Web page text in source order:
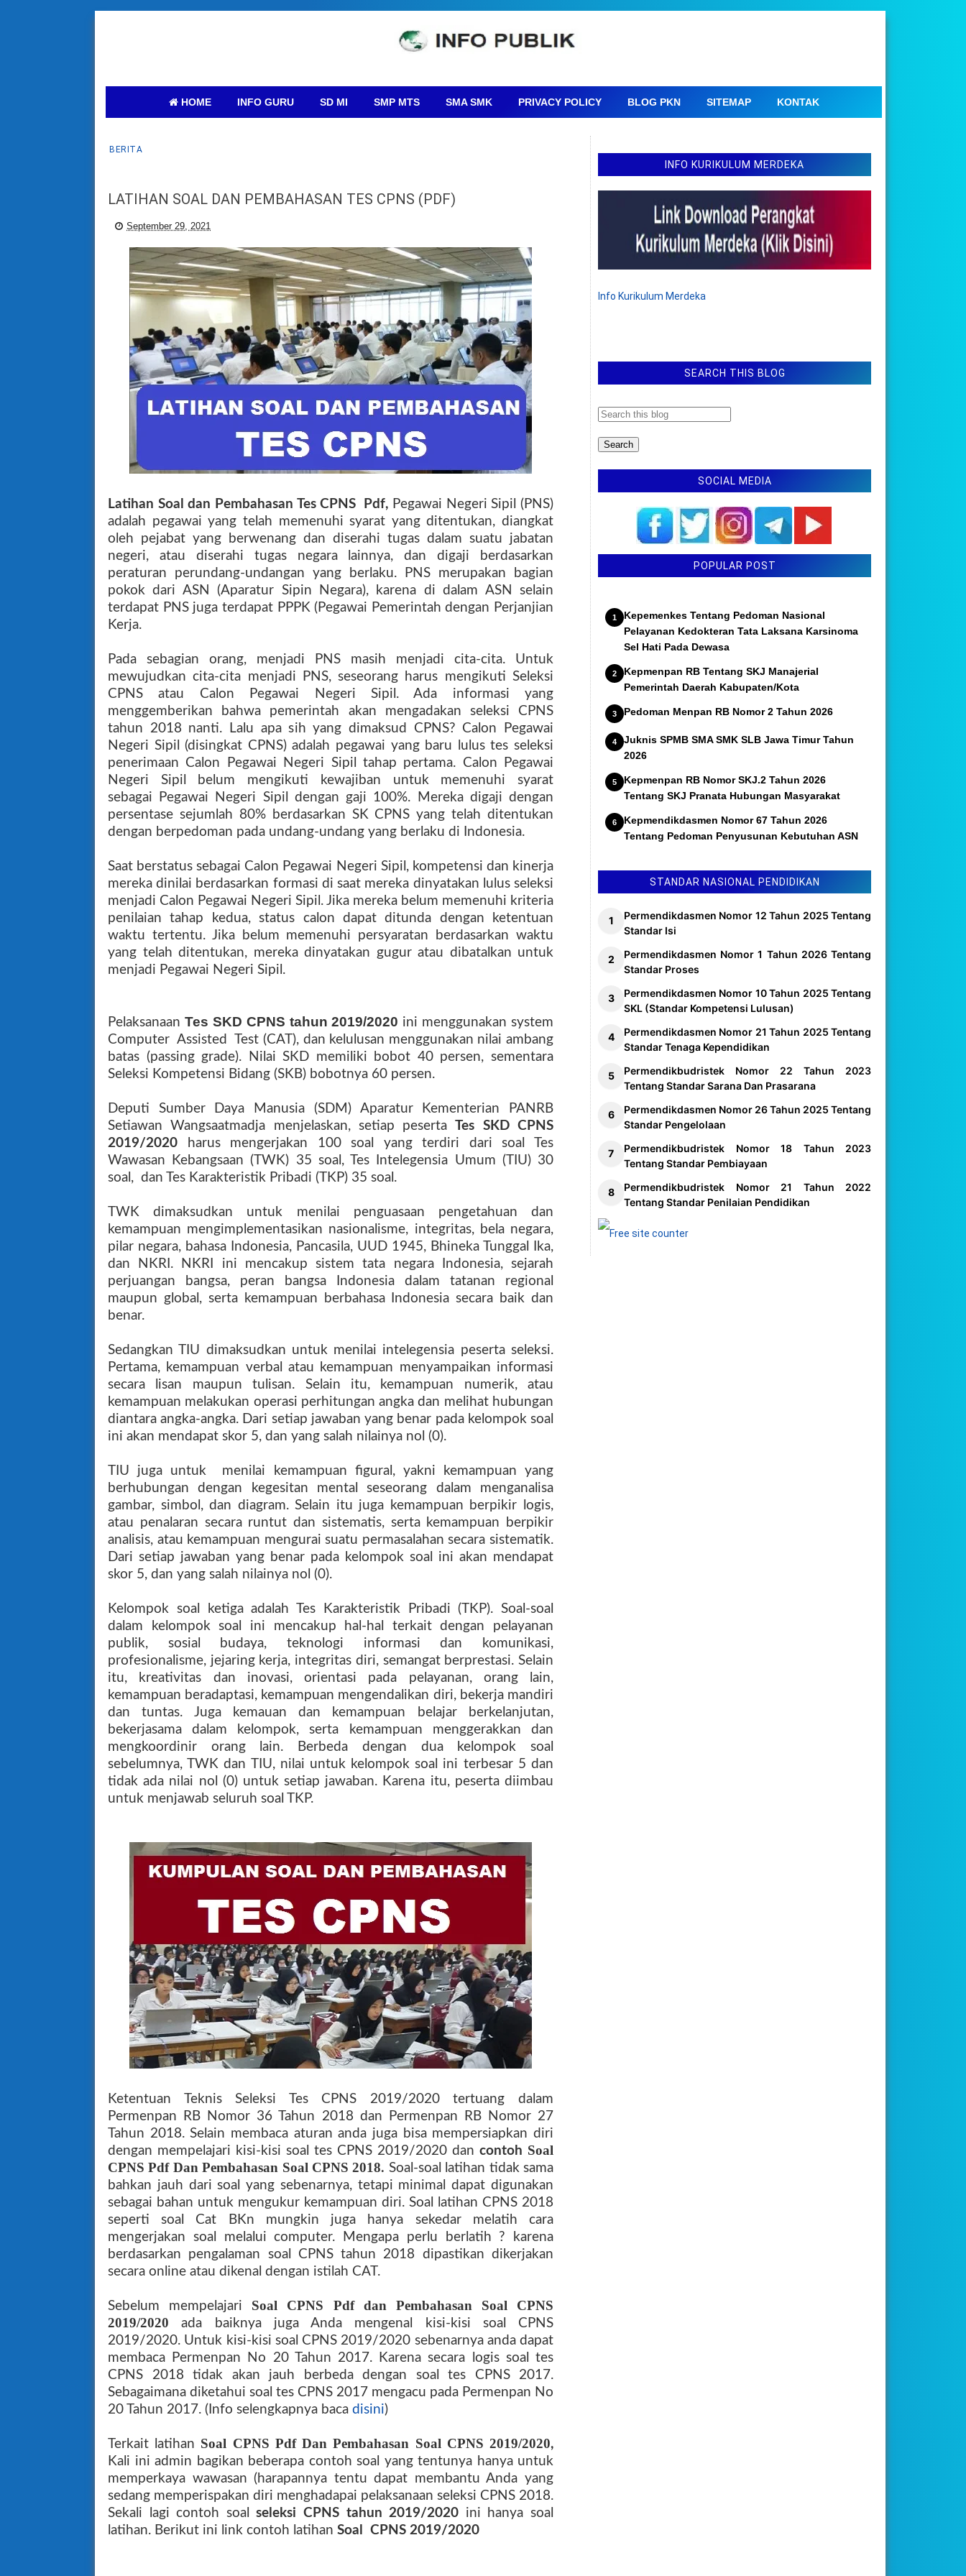
HOME INFO GURU SD MI SMP MTS SMA SMK PRIVACY POLICY BLOG PKN SITEMAP KONTAK
BERITA
LATIHAN SOAL DAN PEMBAHASAN TES CPNS (PDF)
September 29, 2021
Latihan Soal dan Pembahasan Tes CPNS Pdf, Pegawai Negeri Sipil (PNS)
adalah pegawai yang telah memenuhi syarat yang ditentukan, diangkat
oleh pejabat yang berwenang dan diserahi tugas dalam suatu jabatan
negeri, atau diserahi tugas negara lainnya, dan digaji berdasarkan
peraturan perundang-undangan yang berlaku. PNS merupakan bagian
pokok dari ASN (Aparatur Sipin Negara), karena di dalam ASN selain
terdapat PNS juga terdapat PPPK (Pegawai Pemerintah dengan Perjanjian
Kerja.
Pada sebagian orang, menjadi PNS masih menjadi cita-cita. Untuk
mewujudkan cita-cita menjadi PNS, seseorang harus mengikuti Seleksi
CPNS atau Calon Pegawai Negeri Sipil. Ada informasi yang
menggemberikan bahwa pemerintah akan mengadakan seleksi CPNS
tahun 2018 nanti. Lalu apa sih yang dimaksud CPNS? Calon Pegawai
Negeri Sipil (disingkat CPNS) adalah pegawai yang baru lulus tes seleksi
penerimaan Calon Pegawai Negeri Sipil tahap pertama. Calon Pegawai
Negeri Sipil belum mengikuti kewajiban untuk memenuhi syarat
sebagai Pegawai Negeri Sipil dengan gaji 100%. Mereka digaji dengan
persentase sejumlah 80% berdasarkan SK CPNS yang telah ditentukan
dengan berpedoman pada undang-undang yang berlaku di Indonesia.
Saat berstatus sebagai Calon Pegawai Negeri Sipil, kompetensi dan kinerja
mereka dinilai berdasarkan formasi di saat mereka dinyatakan lulus seleksi
menjadi Calon Pegawai Negeri Sipil. Jika mereka belum memenuhi kriteria
penilaian tahap kedua, status calon dapat ditunda dengan ketentuan
waktu tertentu. Jika belum memenuhi persyaratan berdasarkan waktu
yang telah ditentukan, mereka dinyatakan gugur atau dibatalkan untuk
menjadi Pegawai Negeri Sipil.
Pelaksanaan Tes SKD CPNS tahun 2019/2020 ini menggunakan system
Computer Assisted Test (CAT), dan kelulusan menggunakan nilai ambang
batas (passing grade). Nilai SKD memiliki bobot 40 persen, sementara
Seleksi Kompetensi Bidang (SKB) bobotnya 60 persen.
Deputi Sumber Daya Manusia (SDM) Aparatur Kementerian PANRB
Setiawan Wangsaatmadja menjelaskan, setiap pesertaTes SKD CPNS
2019/2020 harus mengerjakan 100 soal yang terdiri dari soal Tes
Wawasan Kebangsaan (TWK) 35 soal, Tes Intelegensia Umum (TIU) 30
soal, dan Tes Karakteristik Pribadi (TKP) 35 soal.
TWK dimaksudkan untuk menilai penguasaan pengetahuan dan
kemampuan mengimplementasikan nasionalisme, integritas, bela negara,
pilar negara, bahasa Indonesia, Pancasila, UUD 1945, Bhineka Tunggal Ika,
dan NKRI. NKRI ini mencakup sistem tata negara Indonesia, sejarah
perjuangan bangsa, peran bangsa Indonesia dalam tatanan regional
maupun global, serta kemampuan berbahasa Indonesia secara baik dan
benar.
Sedangkan TIU dimaksudkan untuk menilai intelegensia peserta seleksi.
Pertama, kemampuan verbal atau kemampuan menyampaikan informasi
secara lisan maupun tulisan. Selain itu, kemampuan numerik, atau
kemampuan melakukan operasi perhitungan angka dan melihat hubungan
diantara angka-angka. Dari setiap jawaban yang benar pada kelompok soal
ini akan mendapat skor 5, dan yang salah nilainya nol (0).
TIU juga untuk menilai kemampuan figural, yakni kemampuan yang
berhubungan dengan kegesitan mental seseorang dalam menganalisa
gambar, simbol, dan diagram. Selain itu juga kemampuan berpikir logis,
atau penalaran secara runtut dan sistematis, serta kemampuan berpikir
analisis, atau kemampuan mengurai suatu permasalahan secara sistematik.
Dari setiap jawaban yang benar pada kelompok soal ini akan mendapat
skor 5, dan yang salah nilainya nol (0).
Kelompok soal ketiga adalah Tes Karakteristik Pribadi (TKP). Soal-soal
dalam kelompok soal ini mencakup hal-hal terkait dengan pelayanan
publik, sosial budaya, teknologi informasi dan komunikasi,
profesionalisme, jejaring kerja, integritas diri, semangat berprestasi. Selain
itu, kreativitas dan inovasi, orientasi pada pelayanan, orang lain,
kemampuan beradaptasi, kemampuan mengendalikan diri, bekerja mandiri
dan tuntas. Juga kemauan dan kemampuan belajar berkelanjutan,
bekerjasama dalam kelompok, serta kemampuan menggerakkan dan
mengkoordinir orang lain. Berbeda dengan dua kelompok soal
sebelumnya, TWK dan TIU, nilai untuk kelompok soal ini terbesar 5 dan
tidak ada nilai nol (0) untuk setiap jawaban. Karena itu, peserta diimbau
untuk menjawab seluruh soal TKP.
Ketentuan Teknis Seleksi Tes CPNS 2019/2020 tertuang dalam
Permenpan RB Nomor 36 Tahun 2018 dan Permenpan RB Nomor 27
Tahun 2018. Selain membaca aturan anda juga bisa mempersiapkan diri
dengan mempelajari kisi-kisi soal tes CPNS 2019/2020 dan contoh Soal
CPNS Pdf Dan Pembahasan Soal CPNS 2018. Soal-soal latihan tidak sama
bahkan jauh dari soal yang sebenarnya, tetapi minimal dapat digunakan
sebagai bahan untuk mengukur kemampuan diri. Soal latihan CPNS 2018
seperti soal Cat BKn mungkin juga hanya sekedar melatih cara
mengerjakan soal melalui computer. Mengapa perlu berlatih ? karena
berdasarkan pengalaman soal CPNS tahun 2018 dipastikan dikerjakan
secara online atau dikenal dengan istilah CAT.
Sebelum mempelajari Soal CPNS Pdf dan Pembahasan Soal CPNS
2019/2020
ada baiknya juga Anda mengenal kisi-kisi soal CPNS
2019/2020. Untuk kisi-kisi soal CPNS 2019/2020 sebenarnya anda dapat
membaca Permenpan No 20 Tahun 2017. Karena secara logis soal tes
CPNS 2018 tidak akan jauh berbeda dengan soal tes CPNS 2017.
Sebagaimana diketahui soal tes CPNS 2017 mengacu pada Permenpan No
20 Tahun 2017. (Info selengkapnya baca disini)
Terkait latihan Soal CPNS Pdf Dan Pembahasan Soal CPNS 2019/2020,
Kali ini admin bagikan beberapa contoh soal yang tentunya hanya untuk
memperkaya wawasan (harapannya tentu dapat membantu Anda yang
sedang memperispakan diri menghadapai pelaksanaan seleksi CPNS 2018.
Sekali lagi contoh soalseleksi CPNS tahun 2019/2020 ini hanya soal
latihan. Berikut ini link contoh latihan Soal CPNS 2019/2020
INFO KURIKULUM MERDEKA
Info Kurikulum Merdeka
SEARCH THIS BLOG
SOCIAL MEDIA
POPULAR POST
Kepemenkes Tentang Pedoman Nasional
Pelayanan Kedokteran Tata Laksana Karsinoma
Sel Hati Pada Dewasa
Kepmenpan RB Tentang SKJ Manajerial
Pemerintah Daerah Kabupaten/Kota
Pedoman Menpan RB Nomor 2 Tahun 2026
Juknis SPMB SMA SMK SLB Jawa Timur Tahun
2026
Kepmenpan RB Nomor SKJ.2 Tahun 2026
Tentang SKJ Pranata Hubungan Masyarakat
Kepmendikdasmen Nomor 67 Tahun 2026
Tentang Pedoman Penyusunan Kebutuhan ASN
STANDAR NASIONAL PENDIDIKAN
Permendikdasmen Nomor 12 Tahun 2025 Tentang
Standar Isi
Permendikdasmen Nomor 1 Tahun 2026 Tentang
Standar Proses
Permendikdasmen Nomor 10 Tahun 2025 Tentang
SKL (Standar Kompetensi Lulusan)
Permendikdasmen Nomor 21 Tahun 2025 Tentang
Standar Tenaga Kependidikan
Permendikbudristek Nomor 22 Tahun 2023
Tentang Standar Sarana Dan Prasarana
Permendikdasmen Nomor 26 Tahun 2025 Tentang
Standar Pengelolaan
Permendikbudristek Nomor 18 Tahun 2023
Tentang Standar Pembiayaan
Permendikbudristek Nomor 21 Tahun 2022
Tentang Standar Penilaian Pendidikan